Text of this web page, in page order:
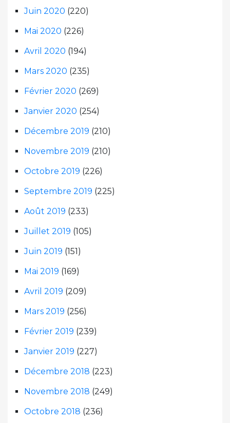
Juin 2020 (220)
Mai 2020 (226)
Avril 2020 (194)
Mars 2020 (235)
Février 2020 (269)
Janvier 2020 (254)
Décembre 2019 (210)
Novembre 2019 (210)
Octobre 2019 (226)
Septembre 2019 (225)
Août 2019 (233)
Juillet 2019 (105)
Juin 2019 (151)
Mai 2019 (169)
Avril 2019 (209)
Mars 2019 (256)
Février 2019 (239)
Janvier 2019 (227)
Décembre 2018 (223)
Novembre 2018 (249)
Octobre 2018 (236)